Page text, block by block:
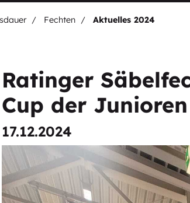
Fechten Aktuelles 2024
Ratinger
Cup der Junioren
17.12.2024